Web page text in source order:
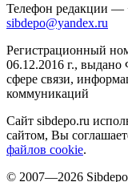
Телефон редакции —
sibdepo@yandex.ru
Регистрационный
06.12.2016 г., выдано
сфере связи,
коммуникаций
Сайт sibdepo.ru
сайтом, Вы
файлов cookie.
© 2007—2026